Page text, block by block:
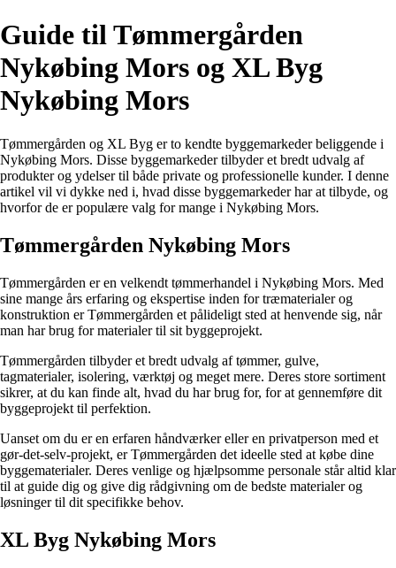
Guide til Tømmergården
Nykøbing Mors og XL Byg
Nykøbing Mors
Tømmergården og XL Byg er to kendte byggemarkeder beliggende i
Nykøbing Mors. Disse byggemarkeder tilbyder et bredt udvalg af
produkter og ydelser til både private og professionelle kunder. I denne
artikel vil vi dykke ned i, hvad disse byggemarkeder har at tilbyde, og
hvorfor de er populære valg for mange i Nykøbing Mors.
Tømmergården Nykøbing Mors
Tømmergården er en velkendt tømmerhandel i Nykøbing Mors. Med
sine mange års erfaring og ekspertise inden for træmaterialer og
konstruktion er Tømmergården et pålideligt sted at henvende sig, når
man har brug for materialer til sit byggeprojekt.
Tømmergården tilbyder et bredt udvalg af tømmer, gulve,
tagmaterialer, isolering, værktøj og meget mere. Deres store sortiment
sikrer, at du kan finde alt, hvad du har brug for, for at gennemføre dit
byggeprojekt til perfektion.
Uanset om du er en erfaren håndværker eller en privatperson med et
gør-det-selv-projekt, er Tømmergården det ideelle sted at købe dine
byggematerialer. Deres venlige og hjælpsomme personale står altid klar
til at guide dig og give dig rådgivning om de bedste materialer og
løsninger til dit specifikke behov.
XL Byg Nykøbing Mors